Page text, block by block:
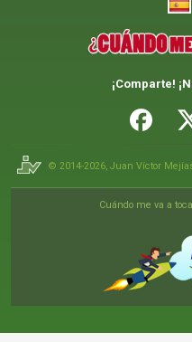
¡Comparte!
© 2014-2026, Juan Víctor
Cuándo me va a